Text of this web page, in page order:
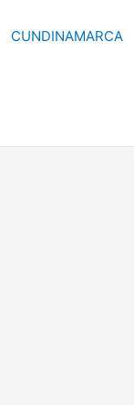
CUNDINAMARCA